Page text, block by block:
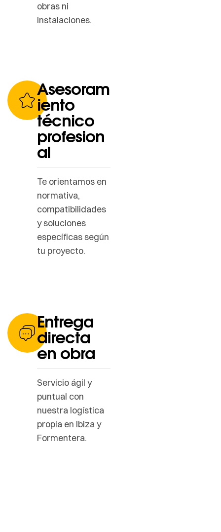
obras ni
instalaciones.
Asesoram
iento
técnico
profesion
al
Te orientamos en
normativa,
compatibilidades
y soluciones
específicas según
tu proyecto.
Entrega
directa
en obra
Servicio ágil y
puntual con
nuestra logística
propia en Ibiza y
Formentera.